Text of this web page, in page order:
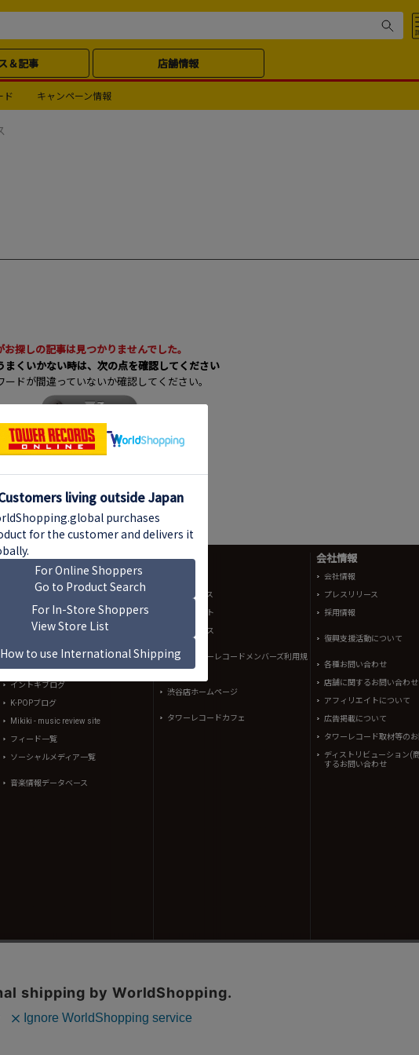
＆記事 店舗情報
ド キャンペーン情報
お探しの記事は見つかりませんでした。
まくいかない時は、次の点を確認してください
ードが間違っていないか確認してください。
音楽情報
ニュース
TOWER RECORDS ARTISTS
bounce
intoxicate
イントキブログ
K-POPブログ
Mikiki - music review site
フィード一覧
ソーシャルメディア一覧
音楽情報データベース
店舗情報
店舗ニュース
店舗イベント
店舗サービス
規約（タワーレコードメンバーズ利用規
渋谷店ホームページ
タワーレコードカフェ
会社情報
会社情報
プレスリリース
採用情報
復興支援活動について
各種お問い合わせ
店舗に関するお問い合わせ
アフィリエイトについて
広告掲載について
タワーレコード取材等の
ディストリビューション(
するお問い合わせ
)はタワーレコード株式会社の承諾なしに無断転載することはできません。
れています。